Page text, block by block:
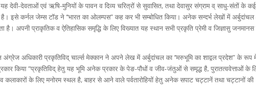
देवी-देवताओं एवं ऋषि-मुनियों के पावन व दिव्य चरित्रों से सुवासित, तथा देवासुर संग्राम व् साधु-संतों के कई
है। इसे कर्नल जेम्स टॉड ने ‘‘भारत का ओलम्पस” कह कर भी सम्बोधित किया। अनेक सन्दर्भ लेखों में अर्बुदांचल
है। अपनी प्राकृतिक व ऐतिहासिक समृद्धि के लिए विख्यात यह स्थान सभी प्रकृति प्रेमी व जिज्ञासु
अधिकारी प्रकृतिविद् चार्ल्स मेक्कान ने अपने लेख में अर्बुदांचल का ‘‘मरुभूमि का शाद्वल प्रदेश” के रूप
किया “प्रकृतिविद् हेतु यह भूमि अनेक प्रकार के पेङ-पौधों व जीव-जंतुओं से समृद्ध है, पुरातत्ववेत्ताओं के
कलाकारों के लिए मनोरम स्थल है, बाहर से आने वाले पर्वतारोहियों हेतु अनेक सपाट चट्टानें तथा चट्टानों की